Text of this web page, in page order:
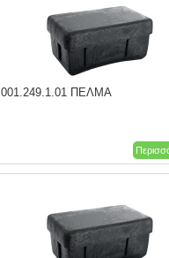
001.249.1.01 ΠΕΛΜΑ